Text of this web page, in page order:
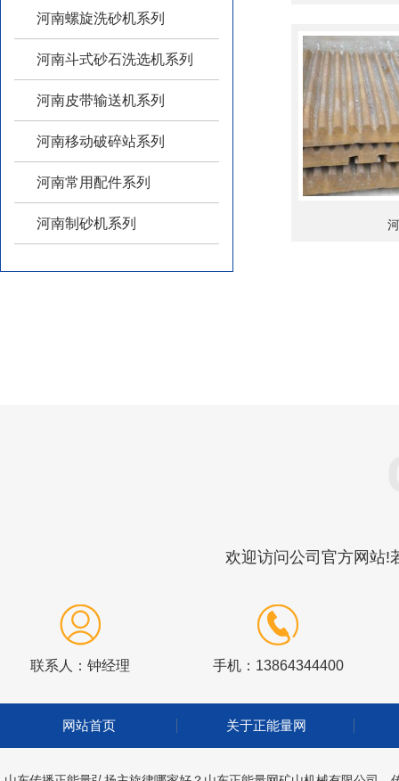
河南螺旋洗砂机系列
河南斗式砂石洗选机系列
河南皮带输送机系列
河南移动破碎站系列
河南常用配件系列
河南制砂机系列
欢迎访问公司官方网站!
联系人：钟经理 手机：13864344400
网站首页 关于正能量网